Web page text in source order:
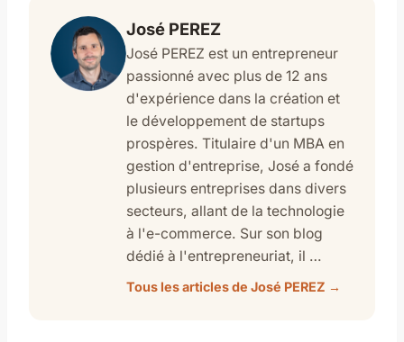
José PEREZ
José PEREZ est un entrepreneur
passionné avec plus de 12 ans
d'expérience dans la création et
le développement de startups
prospères. Titulaire d'un MBA en
gestion d'entreprise, José a fondé
plusieurs entreprises dans divers
secteurs, allant de la technologie
à l'e-commerce. Sur son blog
dédié à l'entrepreneuriat, il …
Tous les articles de José PEREZ →